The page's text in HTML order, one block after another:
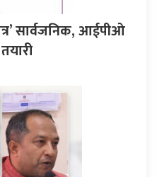
सार्वजनिक, आईपीओ